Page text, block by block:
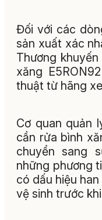
Đối với các
sản xuất xác
Thương
xăng
thuật từ hãng
Cơ quan quản
cần rửa bình
chuyển sang
những phương
có dấu hiệu
vệ sinh trước